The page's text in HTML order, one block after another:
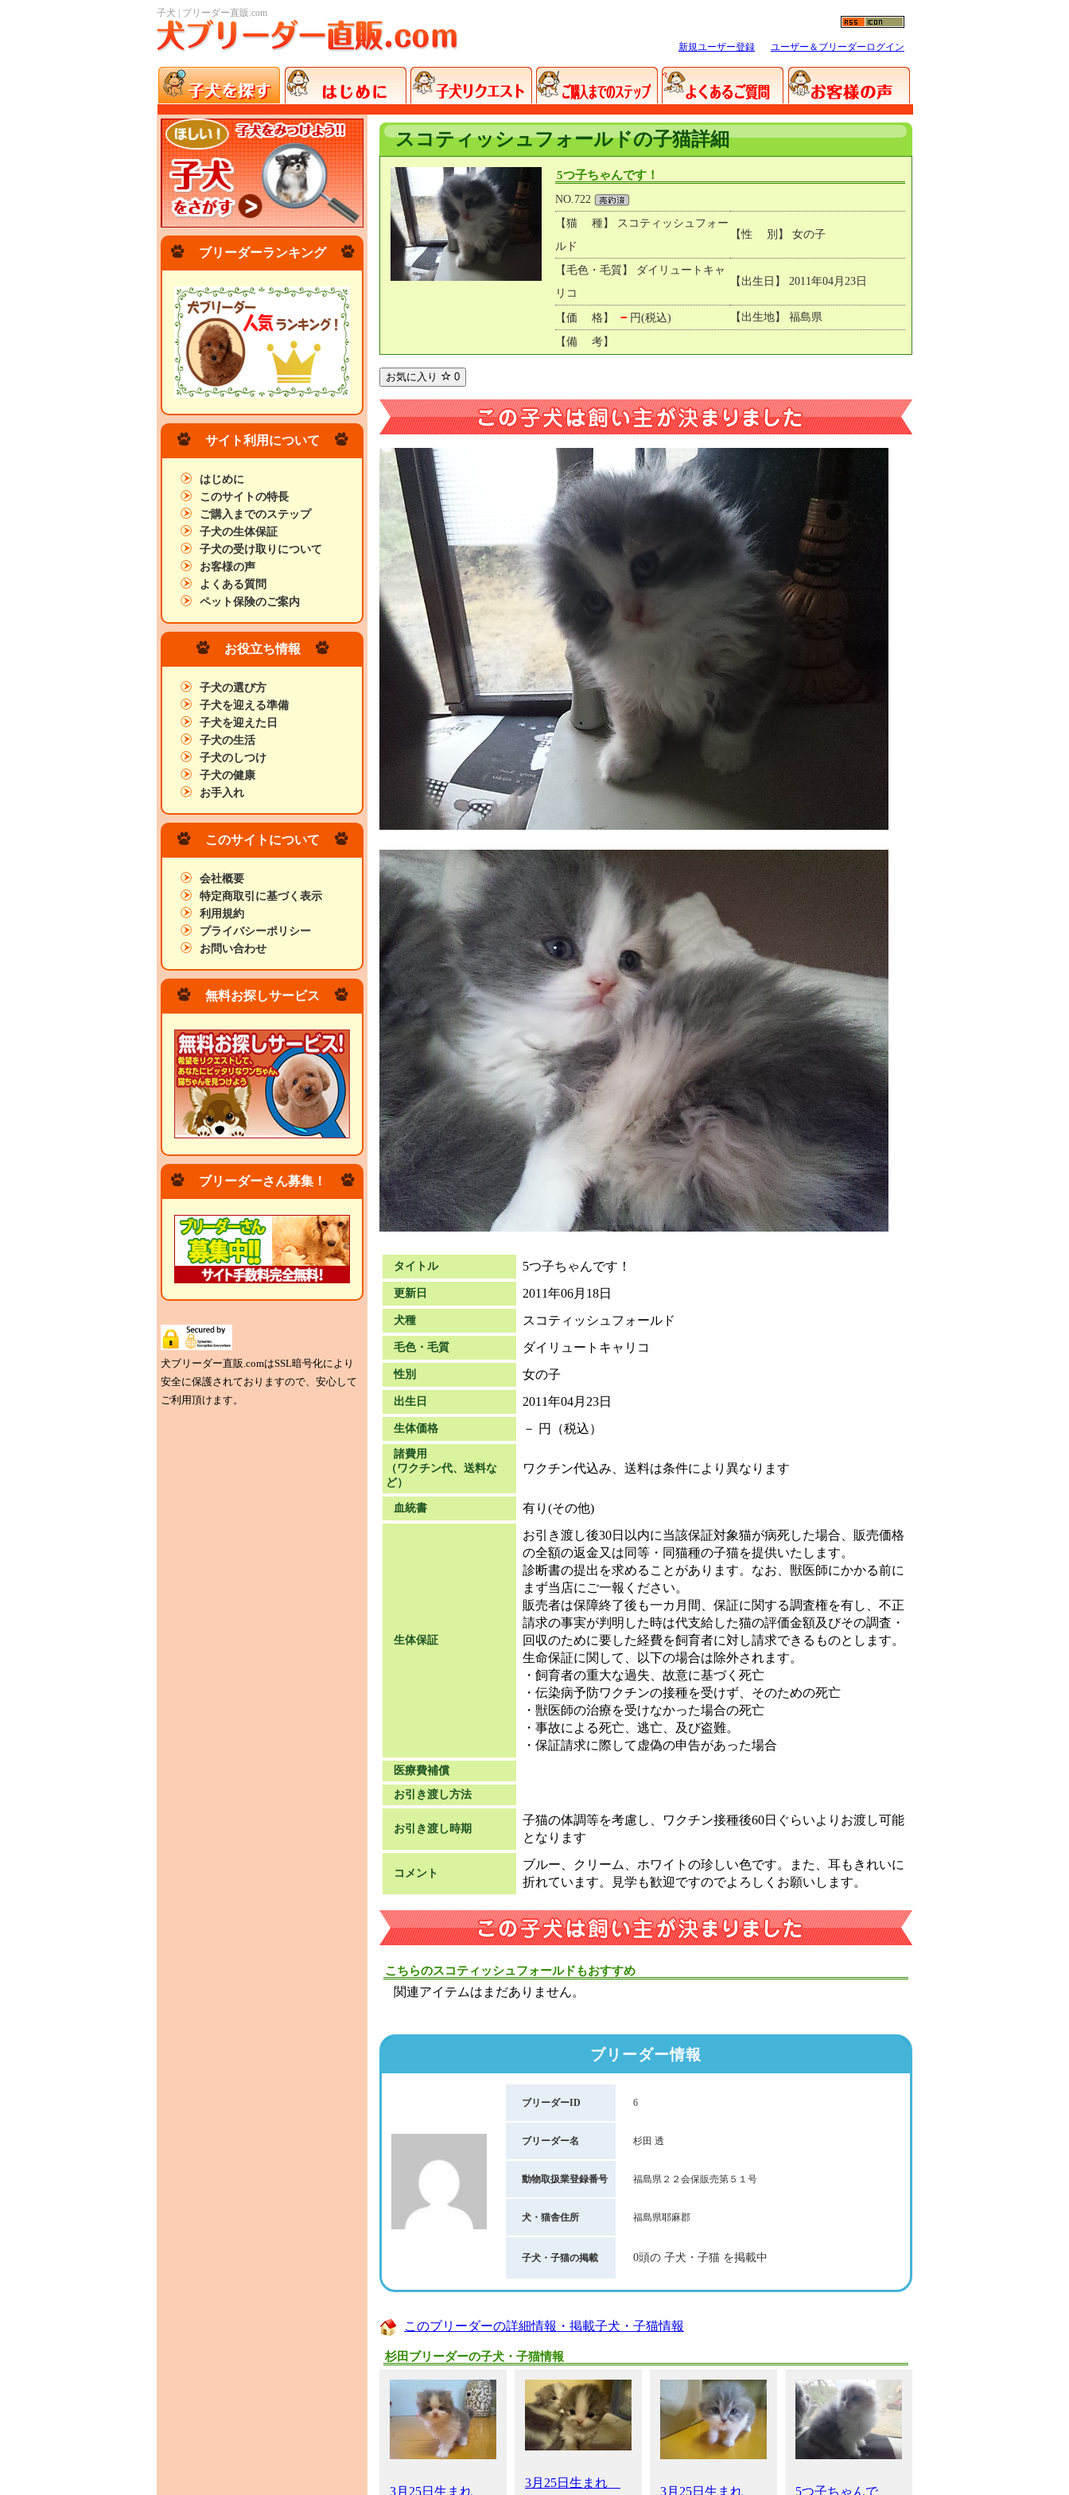
子犬 | ブリーダー直販.com
新規ユーザー登録 ユーザー＆ブリーダーログイン
スコティッシュフォールドの子猫詳細
5つ子ちゃんです！
NO.722
【猫 種】 スコティッシュフォー
ルド
【性 別】 女の子
【毛色・毛質】 ダイリュートキャ
リコ
【出生日】 2011年04月23日
【価 格】 － 円(税込) 【出生地】 福島県
【備 考】
お気に入り 0
タイトル 5つ子ちゃんです！
更新日 2011年06月18日
犬種 スコティッシュフォールド
毛色・毛質 ダイリュートキャリコ
性別 女の子
出生日 2011年04月23日
生体価格 － 円（税込）
諸費用
（ワクチン代、送料な
ど）
ワクチン代込み、送料は条件により異なります
血統書 有り(その他)
生体保証
お引き渡し後30日以内に当該保証対象猫が病死した場合、販売価格
の全額の返金又は同等・同猫種の子猫を提供いたします。
診断書の提出を求めることがあります。なお、獣医師にかかる前に
まず当店にご一報ください。
販売者は保障終了後も一カ月間、保証に関する調査権を有し、不正
請求の事実が判明した時は代支給した猫の評価金額及びその調査・
回収のために要した経費を飼育者に対し請求できるものとします。
生命保証に関して、以下の場合は除外されます。
・飼育者の重大な過失、故意に基づく死亡
・伝染病予防ワクチンの接種を受けず、そのための死亡
・獣医師の治療を受けなかった場合の死亡
・事故による死亡、逃亡、及び盗難。
・保証請求に際して虚偽の申告があった場合
医療費補償
お引き渡し方法
お引き渡し時期
子猫の体調等を考慮し、ワクチン接種後60日ぐらいよりお渡し可能
となります
コメント
ブルー、クリーム、ホワイトの珍しい色です。また、耳もきれいに
折れています。見学も歓迎ですのでよろしくお願いします。
こちらのスコティッシュフォールドもおすすめ
関連アイテムはまだありません。
ブリーダー情報
ブリーダーID 6
ブリーダー名 杉田 透
動物取扱業登録番号 福島県２２会保販売第５１号
犬・猫舎住所 福島県耶麻郡
子犬・子猫の掲載 0頭の 子犬・子猫 を掲載中
このブリーダーの詳細情報・掲載子犬・子猫情報
杉田ブリーダーの子犬・子猫情報
3月25日生まれ
3月25日生まれ
3月25日生まれ 5つ子ちゃんで
ブリーダーランキング
サイト利用について
はじめに
このサイトの特長
ご購入までのステップ
子犬の生体保証
子犬の受け取りについて
お客様の声
よくある質問
ペット保険のご案内
お役立ち情報
子犬の選び方
子犬を迎える準備
子犬を迎えた日
子犬の生活
子犬のしつけ
子犬の健康
お手入れ
このサイトについて
会社概要
特定商取引に基づく表示
利用規約
プライバシーポリシー
お問い合わせ
無料お探しサービス
ブリーダーさん募集！
犬ブリーダー直販.comはSSL暗号化により
安全に保護されておりますので、安心して
ご利用頂けます。